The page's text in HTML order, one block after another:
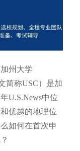
州大学
简称USC）是加
U.S.News中位
优越的地理位
如何在首次申